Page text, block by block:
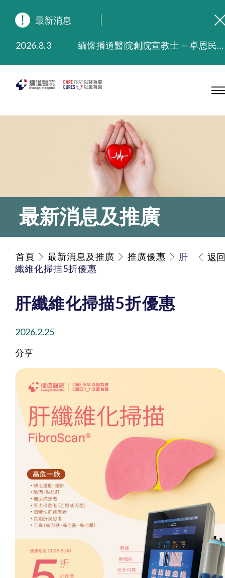
最新消息
2026.8.3
緬懷播道醫院創院宣教士 — 卓恩民醫生香港追思會
2025.9.23
本院在暴雨或颱風警告信號 (包括黑色暴雨及8號或以上熱帶氣旋警告信號) 下，仍會維持有限度服務。如有查詢，可致電2711 5222。
2025.7.21
播道醫院手機App已推出查閱病歷記錄及求診資料功能，請即下載
最新消息及推廣
首頁 最新消息及推廣 推廣優惠
肝
纖維化掃描5折優惠
返回
肝纖維化掃描5折優惠
2026.2.25
分享